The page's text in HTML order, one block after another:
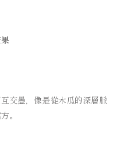
交疊， 像是從木瓜的深層脈
。